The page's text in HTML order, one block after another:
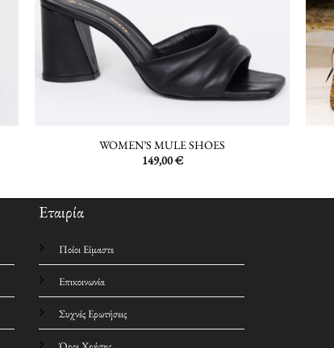
WOMEN’S MULE SHOES
149,00€
Εταιρία
Ποίοι Είμαστε
Επικοινωνία
Συχνές Ερωτήσεις